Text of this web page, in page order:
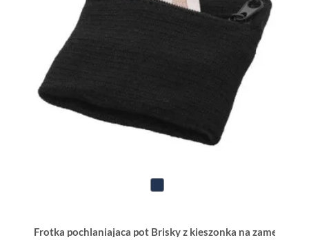
Frotka pochlaniajaca pot Brisky z kieszonka na zamek